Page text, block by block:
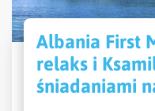
Albania First
relaks i
śniadaniami